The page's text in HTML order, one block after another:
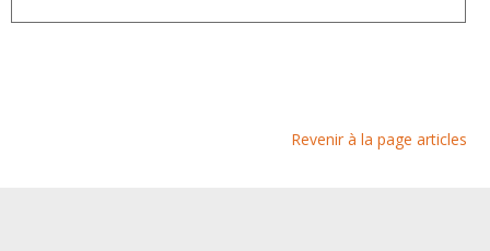
Revenir à la page articles